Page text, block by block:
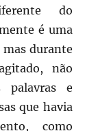
do
é uma
mas durante
não
palavras e
que havia
como